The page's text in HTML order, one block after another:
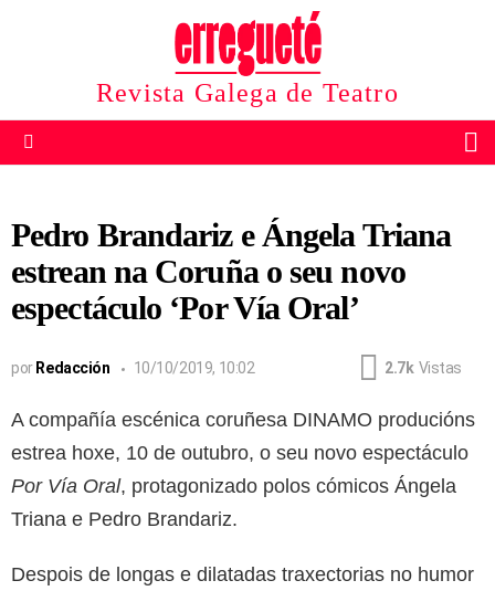
Revista Galega de Teatro
Pedro Brandariz e Ángela Triana
estrean na Coruña o seu novo
espectáculo ‘Por Vía Oral’
por Redacción 10/10/2019, 10:02 2.7k Vistas
A compañía escénica coruñesa DINAMO producións
estrea hoxe, 10 de outubro, o seu novo espectáculo
Por Vía Oral, protagonizado polos cómicos Ángela
Triana e Pedro Brandariz.
Despois de longas e dilatadas traxectorias no humor